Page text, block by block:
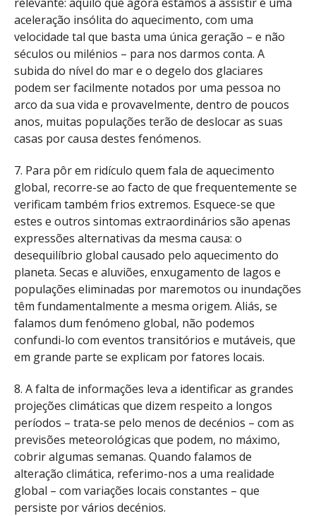
aceleração insólita do aquecimento, com uma
velocidade tal que basta uma única geração – e não
séculos ou milénios – para nos darmos conta. A
subida do nível do mar e o degelo dos glaciares
podem ser facilmente notados por uma pessoa no
arco da sua vida e provavelmente, dentro de poucos
anos, muitas populações terão de deslocar as suas
casas por causa destes fenómenos.
7. Para pôr em ridículo quem fala de aquecimento
global, recorre-se ao facto de que frequentemente se
verificam também frios extremos. Esquece-se que
estes e outros sintomas extraordinários são apenas
expressões alternativas da mesma causa: o
desequilíbrio global causado pelo aquecimento do
planeta. Secas e aluviões, enxugamento de lagos e
populações eliminadas por maremotos ou inundações
têm fundamentalmente a mesma origem. Aliás, se
falamos dum fenómeno global, não podemos
confundi-lo com eventos transitórios e mutáveis, que
em grande parte se explicam por fatores locais.
8. A falta de informações leva a identificar as grandes
projeções climáticas que dizem respeito a longos
períodos – trata-se pelo menos de decénios – com as
previsões meteorológicas que podem, no máximo,
cobrir algumas semanas. Quando falamos de
alteração climática, referimo-nos a uma realidade
global – com variações locais constantes – que
persiste por vários decénios.